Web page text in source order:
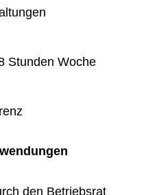
Stunden Woche
den Betriebsrat